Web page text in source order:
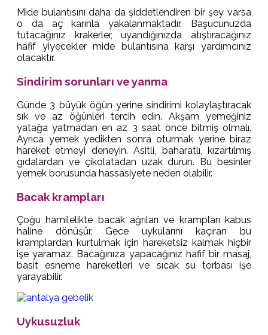
Mide bulantısını daha da şiddetlendiren bir şey varsa
o da aç karınla yakalanmaktadır. Başucunuzda
tutacağınız krakerler, uyandığınızda atıştıracağınız
hafif yiyecekler mide bulantısına karşı yardımcınız
olacaktır.
Sindirim sorunları ve yanma
Günde 3 büyük öğün yerine sindirimi kolaylaştıracak
sık ve az öğünleri tercih edin. Akşam yemeğiniz
yatağa yatmadan en az 3 saat önce bitmiş olmalı.
Ayrıca yemek yedikten sonra oturmak yerine biraz
hareket etmeyi deneyin. Asitli, baharatlı, kızartılmış
gıdalardan ve çikolatadan uzak durun. Bu besinler
yemek borusunda hassasiyete neden olabilir.
Bacak krampları
Çoğu hamilelikte bacak ağrıları ve krampları kabus
haline dönüşür. Gece uykularını kaçıran bu
kramplardan kurtulmak için hareketsiz kalmak hiçbir
işe yaramaz. Bacağınıza yapacağınız hafif bir masaj,
basit esneme hareketleri ve sıcak su torbası işe
yarayabilir.
Uykusuzluk